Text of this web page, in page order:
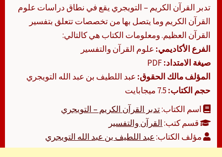
تدبر القرآن الكريم – التويجري يقع في نطاق دراسات علوم
القرآن الكريم وما يتصل بها من تخصصات تتعلق بتفسير
القرآن العظيم. ومعلومات الكتاب هي كالتالي:
الفرع الأكاديمي: علوم القرآن والتفسير
صيغة الامتداد:
المؤلف مالك الحقوق: عبد اللطيف بن عبد الله التويجري
حجم الكتاب:
اسم الكتاب:تدبر القرآن الكريم – التويجري
قسم كتب:القرآن والتفسير
مؤلف الكتاب:عبد اللطيف بن عبد الله التويجري